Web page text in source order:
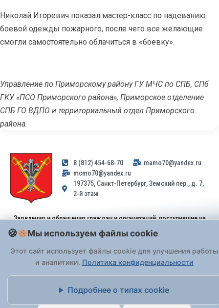
Николай Игоревич показал мастер-класс по надеванию
боевой одежды пожарного, после чего все желающие
смогли самостоятельно облачиться в «боевку».
Управление по Приморскому району ГУ МЧС по СПБ, СПб
ГКУ «ПСО Приморского района», Приморское отделение
СПБ ГО ВДПО и территориальный отдел Приморского
района.
8 (812) 454-68-70
mamo70@yandex.ru
mcmo70@yandex.ru
197375, Санкт-Петербург, Земский пер., д. 7,
2-й этаж
Заявления и обращения граждан и организаций, поступившие на
адрес email, не могут быть рассмотрены на основании
Федерального закона от 02.05.2006 № 59-ФЗ. Обращения
принимаются только: по почте, черезпортал «Госуслуги» (ЕПГУ)
или лично при предъявлении паспорта.
На Сайте действуетПолитика обработки персональных данных
Мы используем файлы cookie
Этот сайт использует файлы cookie для улучшения работы
и аналитики. Политика конфиденциальности
Подробнее о типах cookie